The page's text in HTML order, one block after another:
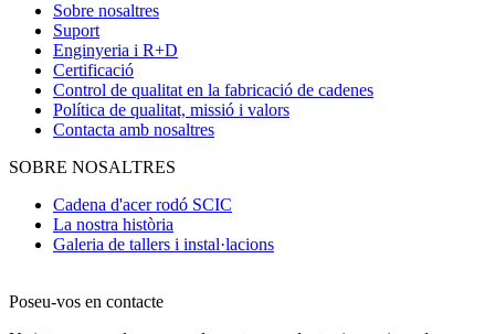
Sobre nosaltres
Suport
Enginyeria i R+D
Certificació
Control de qualitat en la fabricació de cadenes
Política de qualitat, missió i valors
Contacta amb nosaltres
SOBRE NOSALTRES
Cadena d'acer rodó SCIC
La nostra història
Galeria de tallers i instal·lacions
Poseu-vos en contacte